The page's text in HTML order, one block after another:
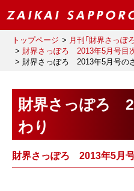
トップページ
月刊「財界さっぽろ
財界さっぽろ 2013年5月号目
財界さっぽろ 2013年5月号の
財界さっぽろ
わり
財界さっぽろ 2013年5月